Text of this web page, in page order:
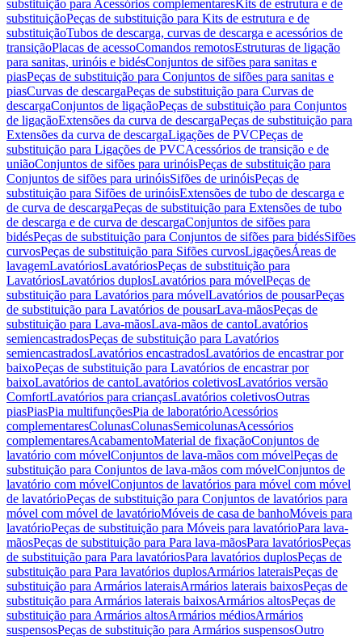
substituição para Acessórios complementaresKits de estrutura e de
substituiçãoPeças de substituição para Kits de estrutura e de
substituiçãoTubos de descarga, curvas de descarga e acessórios de
transiçãoPlacas de acessoComandos remotosEstruturas de ligação
para sanitas, urinóis e bidésConjuntos de sifões para sanitas e
piasPeças de substituição para Conjuntos de sifões para sanitas e
piasCurvas de descargaPeças de substituição para Curvas de
descargaConjuntos de ligaçãoPeças de substituição para Conjuntos
de ligaçãoExtensões da curva de descargaPeças de substituição para
Extensões da curva de descargaLigações de PVCPeças de
substituição para Ligações de PVCAcessórios de transição e de
uniãoConjuntos de sifões para urinóisPeças de substituição para
Conjuntos de sifões para urinóisSifões de urinóisPeças de
substituição para Sifões de urinóisExtensões de tubo de descarga e
de curva de descargaPeças de substituição para Extensões de tubo
de descarga e de curva de descargaConjuntos de sifões para
bidésPeças de substituição para Conjuntos de sifões para bidésSifões
curvosPeças de substituição para Sifões curvosLigaçõesÁreas de
lavagemLavatóriosLavatóriosPeças de substituição para
LavatóriosLavatórios duplosLavatórios para móvelPeças de
substituição para Lavatórios para móvelLavatórios de pousarPeças
de substituição para Lavatórios de pousarLava-mãosPeças de
substituição para Lava-mãosLava-mãos de cantoLavatórios
semiencastradosPeças de substituição para Lavatórios
semiencastradosLavatórios encastradosLavatórios de encastrar por
baixoPeças de substituição para Lavatórios de encastrar por
baixoLavatórios de cantoLavatórios coletivosLavatórios versão
ComfortLavatórios para criançasLavatórios coletivosOutras
piasPiasPia multifunçõesPia de laboratórioAcessórios
complementaresColunasColunasSemicolunasAcessórios
complementaresAcabamentoMaterial de fixaçãoConjuntos de
lavatório com móvelConjuntos de lava-mãos com móvelPeças de
substituição para Conjuntos de lava-mãos com móvelConjuntos de
lavatório com móvelConjuntos de lavatórios para móvel com móvel
de lavatórioPeças de substituição para Conjuntos de lavatórios para
móvel com móvel de lavatórioMóveis de casa de banhoMóveis para
lavatórioPeças de substituição para Móveis para lavatórioPara lava-
mãosPeças de substituição para Para lava-mãosPara lavatóriosPeças
de substituição para Para lavatóriosPara lavatórios duplosPeças de
substituição para Para lavatórios duplosArmários lateraisPeças de
substituição para Armários lateraisArmários laterais baixosPeças de
substituição para Armários laterais baixosArmários altosPeças de
substituição para Armários altosArmários médiosArmários
suspensosPeças de substituição para Armários suspensosOutro